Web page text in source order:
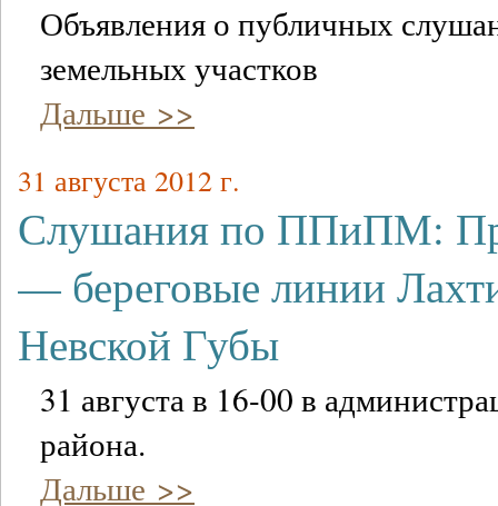
Объявления о публичных
земельных участков
Дальше >>
31 августа 2012 г.
Слушания по ППиПМ:
— береговые линии
Невской Губы
31 августа в 16-00 в
района.
Дальше >>